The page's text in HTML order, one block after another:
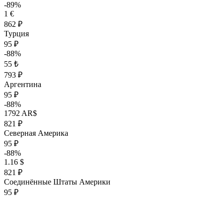
-89%
1 €
862 ₽
Турция
95 ₽
-88%
55 ₺
793 ₽
Аргентина
95 ₽
-88%
1792 AR$
821 ₽
Северная Америка
95 ₽
-88%
1.16 $
821 ₽
Соединённые Штаты Америки
95 ₽